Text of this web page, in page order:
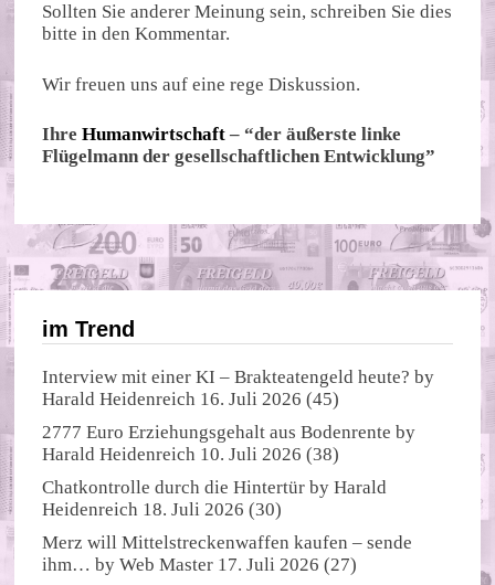
Sollten Sie anderer Meinung sein, schreiben Sie dies
bitte in den Kommentar.
Wir freuen uns auf eine rege Diskussion.
IhreHumanwirtschaft – “der äußerste linke
Flügelmann der gesellschaftlichen Entwicklung”
im Trend
Interview mit einer KI – Brakteatengeld heute? by
Harald Heidenreich 16. Juli 2026 (45)
2777 Euro Erziehungsgehalt aus Bodenrente by
Harald Heidenreich 10. Juli 2026 (38)
Chatkontrolle durch die Hintertür byHarald
Heidenreich 18. Juli 2026 (30)
Merz will Mittelstreckenwaffen kaufen – sende
ihm… byWeb Master 17. Juli 2026 (27)